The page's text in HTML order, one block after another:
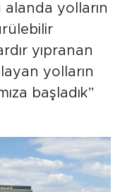
alanda yolların
yıpranan
yolların
başladık”